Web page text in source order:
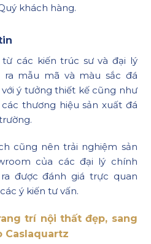
khách hàng.
các kiến trúc sư và đại lý
mẫu mã và màu sắc đá
ý tưởng thiết kế cũng như
thương hiệu sản xuất đá
cũng nên trải nghiệm sản
của các đại lý chính
được đánh giá trực quan
ý kiến tư vấn.
trí nội thất đẹp, sang
Caslaquartz